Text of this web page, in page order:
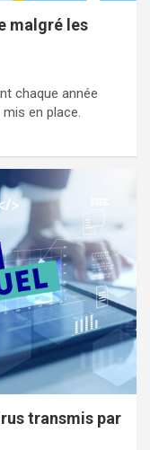
malgré les
chaque année
en place.
transmis par